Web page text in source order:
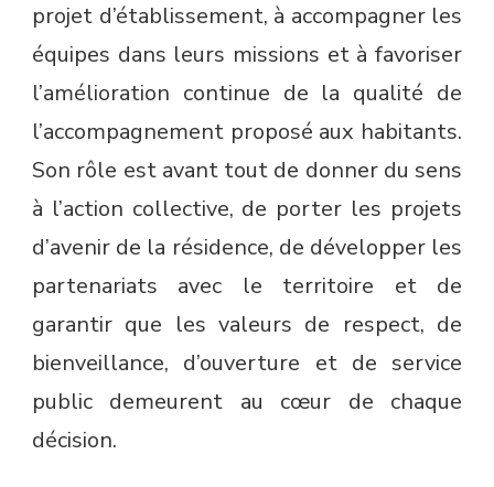
projet d’établissement, à accompagner les
équipes dans leurs missions et à favoriser
l’amélioration continue de la qualité de
l’accompagnement proposé aux habitants.
Son rôle est avant tout de donner du sens
à l’action collective, de porter les projets
d’avenir de la résidence, de développer les
partenariats avec le territoire et de
garantir que les valeurs de respect, de
bienveillance, d’ouverture et de service
public demeurent au cœur de chaque
décision.